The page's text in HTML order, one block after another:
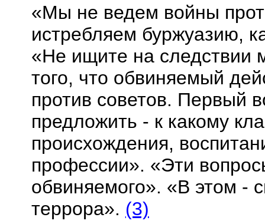
«Мы не ведем войны
истребляем буржуазию,
«Не ищите на следствии
того, что обвиняемый
против советов. Первый
предложить - к какому
происхождения,
профессии». «Эти
обвиняемого». «В этом -
террора». (3)